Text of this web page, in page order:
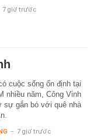
7 giờ trước
cuộc sống ổn định tại
nhiều năm, Công Vinh
sự gắn bó với quê nhà
- 7 giờ trước